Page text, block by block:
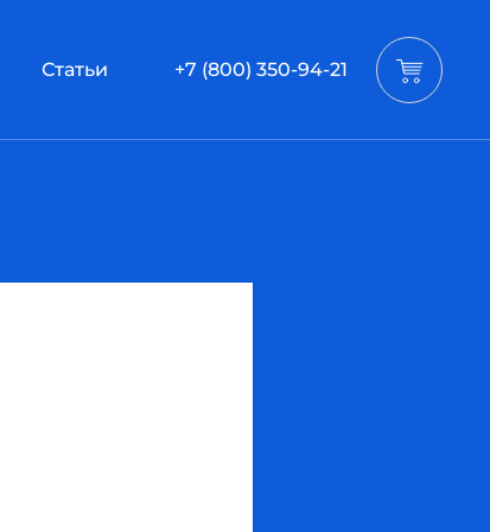
Статьи +7 (800) 350-94-21